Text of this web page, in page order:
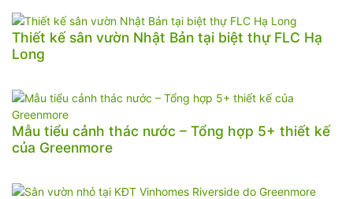
Thiết kế sân vườn Nhật Bản tại biệt thự FLC Hạ
Long
Mẫu tiểu cảnh thác nước – Tổng hợp 5+ thiết kế
của Greenmore